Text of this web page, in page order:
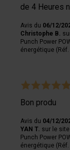
de 4 Heures
Avis du 06/12/
Christophe B.
Punch Power
énergétique
Bon produ
Avis du 04/12/
YAN T. sur le site
Punch Power
énergétique